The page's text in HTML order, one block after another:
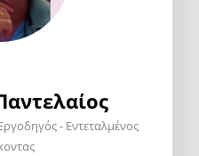
- Εντεταλμένος